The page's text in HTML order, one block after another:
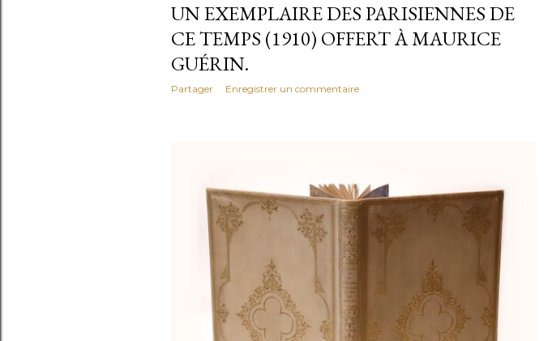
UN EXEMPLAIRE DES PARISIENNES DE
CE TEMPS (1910) OFFERT À MAURICE
GUÉRIN.
Partager Enregistrer un commentaire